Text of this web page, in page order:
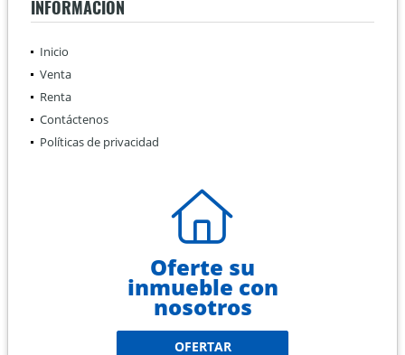
INFORMACIÓN
Inicio
Venta
Renta
Contáctenos
Políticas de privacidad
Oferte su
inmueble con
nosotros
OFERTAR